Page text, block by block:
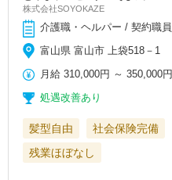
株式会社SOYOKAZE
介護職・ヘルパー / 契約職員
富山県 富山市 上袋518－1
月給 310,000円 ～350,000円
処遇改善あり
髪型自由 社会保険完備
残業ほぼなし